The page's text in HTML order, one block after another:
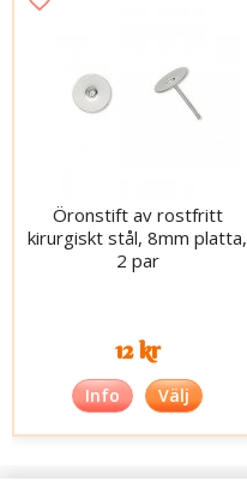
Öronstift av rostfritt
kirurgiskt stål, 8mm platta,
2 par
12 kr
Info Välj